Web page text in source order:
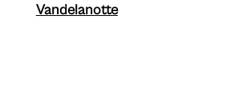
Vandelanotte